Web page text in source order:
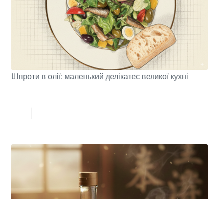
Шпроти в олії: маленький делікатес великої кухні